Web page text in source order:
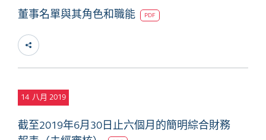
董事名單與其角色和職能 PDF
14 八月 2019
截至2019年6月30日止六個月的簡明綜合財務